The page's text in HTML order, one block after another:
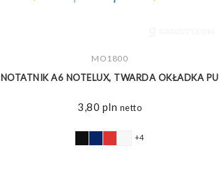
ZOBACZ WIĘCEJ
MO1800
NOTATNIK A6 NOTELUX, TWARDA OKŁADKA PU
3,80 pln netto
+4